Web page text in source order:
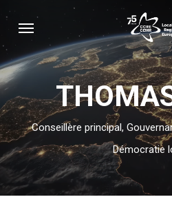
Skip
main
content
Menu
Conseillère principal,
Démocratie